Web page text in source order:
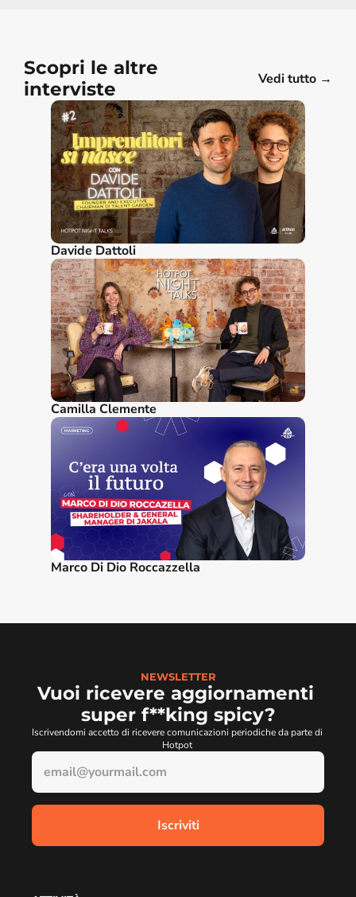
Scopri le altre
interviste
Vedi tutto →
Davide Dattoli
Camilla Clemente
Marco Di Dio Roccazzella
NEWSLETTER
Vuoi ricevere aggiornamenti
super f**king spicy?
Iscrivendomi accetto di ricevere comunicazioni periodiche da parte di
Hotpot